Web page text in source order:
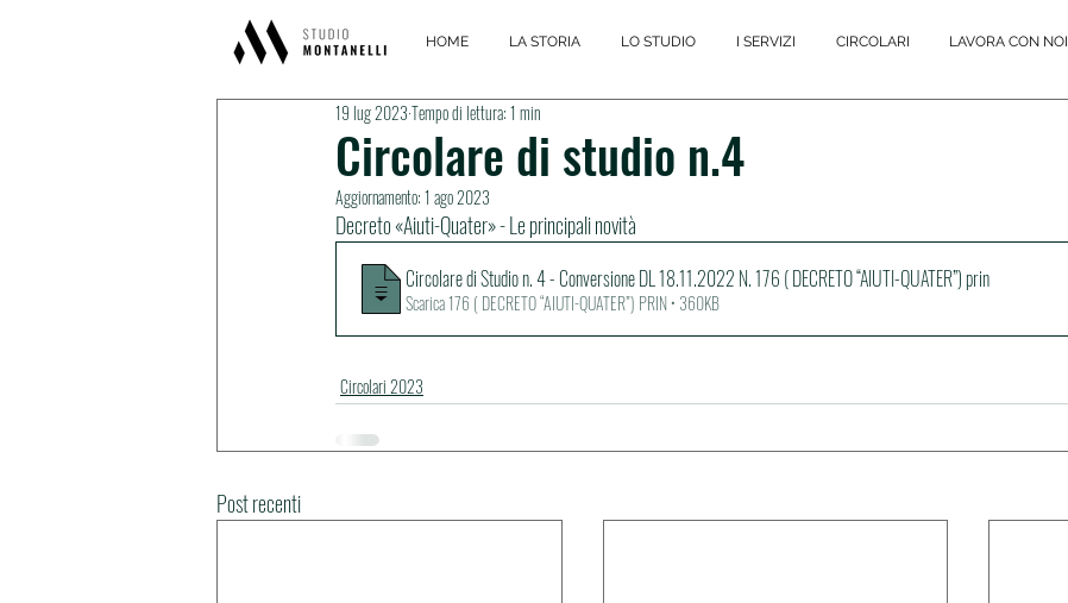
HOME LA STORIA LO STUDIO I SERVIZI CIRCOLARI LAVORA CON NOI
Circolare di studio n.4
19 lug 2023Tempo di lettura: 1 min
Aggiornamento:1 ago 2023
Decreto «Aiuti-Quater» - Le principali novità
Circolare di Studio n. 4 - Conversione DL 18.11.2022 N. 176 ( DECRETO “AIUTI-QUATER”) prin
Scarica 176 ( DECRETO “AIUTI-QUATER”) PRIN • 360KB
Circolari 2023
Post recenti